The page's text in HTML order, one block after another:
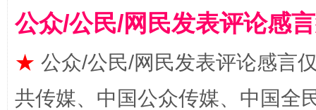
解纷+调解+退费，一次搞定
公众/公民/网民发表评论感
★ 公众/公民/网民发表评论感言
共传媒、中国公众传媒、中国全